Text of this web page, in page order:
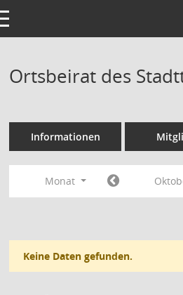
navigation
Ortsbeirat des
Informationen
Monat
Keine Daten gefunden.